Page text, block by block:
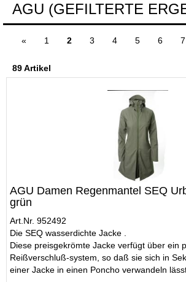
AGU (GEFILTERTE
« 1 2 3 4 5 6 7
89 Artikel
AGU Damen Regenmantel SEQ
grün
Art.Nr. 952492
Die SEQ wasserdichte Jacke .
Diese preisgekrömte Jacke verfügt über ein
Reißverschluß-system, so daß sie sich in
einer Jacke in einen Poncho verwandeln